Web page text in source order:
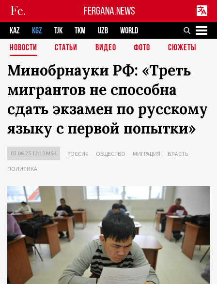
FERGANA.NEWS
KAZ KGZ TJK TKM UZB
WORLD
НОВОСТИ
СТАТЬИ ВИДЕО ФОТО СЮЖЕТЫ
Минобрнауки РФ: «Треть
мигрантов не способна
сдать экзамен по русскому
языку с первой попытки»
03.06.25 12:10 MSK РОССИЯ ОБЩЕСТВО МИГРАЦИЯ ВЛАСТЬ
ПОЛИТИКА